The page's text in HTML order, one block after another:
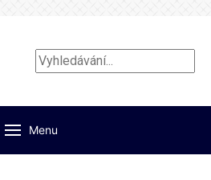
Vyhledávání...
Menu